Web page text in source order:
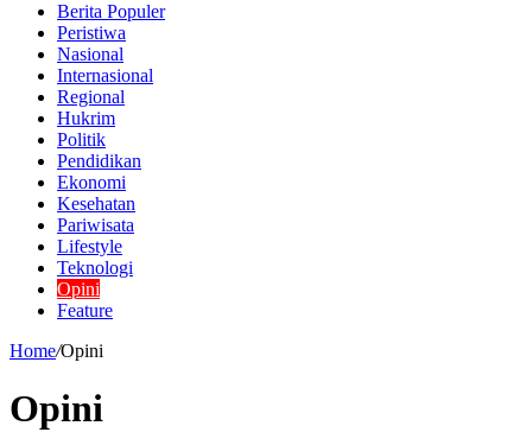
Berita Populer
Peristiwa
Nasional
Internasional
Regional
Hukrim
Politik
Pendidikan
Ekonomi
Kesehatan
Pariwisata
Lifestyle
Teknologi
Opini
Feature
Home/Opini
Opini